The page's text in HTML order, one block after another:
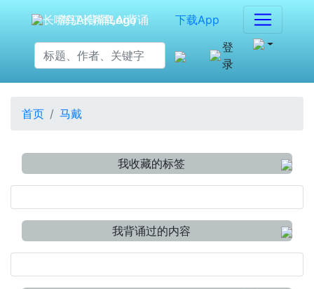
海江长嘴鸟Ai背诵
下载App
登
录
首页 马戴
我收藏的标签
我背诵过的内容